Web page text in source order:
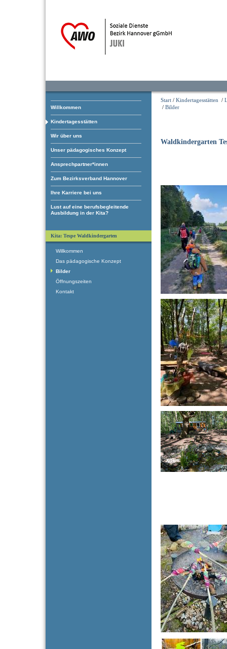
Willkommen
Kindertagesstätten
Wir über uns
Unser pädagogisches Konzept
Ansprechpartner*innen
Zum Bezirksverband Hannover
Ihre Karriere bei uns
Lust auf eine berufsbegleitende
Ausbildung in der Kita?
Start / Kindertagesstätten /
/ Bilder
Waldkindergarten
Kita: Tespe Waldkindergarten
Willkommen
Das pädagogische Konzept
Bilder
Öffnungszeiten
Kontakt